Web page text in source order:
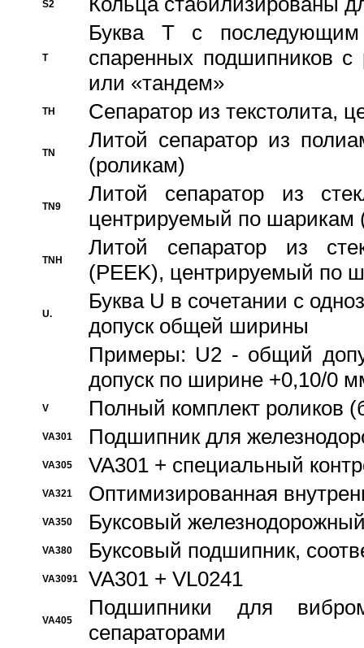
S2
T
Буква T с
спаренных подшипников
или «тандем»
TH Сепаратор из текстолита,
TN
Литой сепаратор из
(роликам)
TN9
Литой сепаратор из
центрируемый по шарикам
TNH
Литой сепаратор из
(PEEK), центрируемый по
U.
Буква U в сочетании с
допуск общей ширины
Примеры: U2 - общий
допуск по ширине +0,10/0
V Полный комплект роликов
VA301 Подшипник для
VA305 VA301 + специальный
VA321 Оптимизированная
VA350 Буксовый
VA380 Буксовый подшипник,
VA3091 VA301 + VL0241
VA405
Подшипники для
сепараторами